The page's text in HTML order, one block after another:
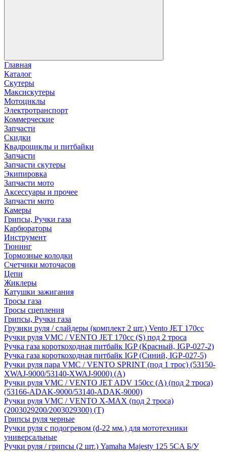
Главная
Каталог
Скутеры
Максискутеры
Мотоциклы
Электротранспорт
Коммерческие
Запчасти
Скидки
Квадроциклы и питбайки
Запчасти
Запчасти скутеры
Экипировка
Запчасти мото
Аксессуары и прочее
Запчасти мото
Камеры
Грипсы, Ручки газа
Карбюраторы
Инструмент
Тюнинг
Тормозные колодки
Счетчики моточасов
Цепи
Жиклеры
Катушки зажигания
Тросы газа
Тросы сцепления
Грипсы, Ручки газа
Грузики руля / слайдеры (комплект 2 шт.) Vento JET 170cc
Ручки руля VMC / VENTO JET 170cc (S) под 2 троса
Ручка газа короткоходная питбайк IGP (Красный, IGP-027-2)
Ручка газа короткоходная питбайк IGP (Синий, IGP-027-5)
Ручки руля пара VMC / VENTO SPRINT (под 1 трос) (53150-
XWAJ-9000/53140-XWAJ-9000) (A)
Ручки руля VMC / VENTO JET ADV 150cc (A) (под 2 троса)
(53166-ADAK-9000/53140-ADAK-9000)
Ручки руля VMC / VENTO X-MAX (под 2 троса)
(2003029200/2003029300) (T)
Грипсы руля черные
Ручки руля с подогревом (d-22 мм.) для мототехники
универсальные
Ручки руля / грипсы (2 шт.) Yamaha Majesty 125 5CA Б/У